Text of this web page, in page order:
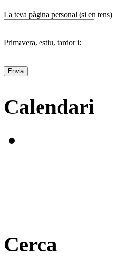
La teva pàgina personal (si en tens)
Primavera, estiu, tardor i:
Calendari
Cerca